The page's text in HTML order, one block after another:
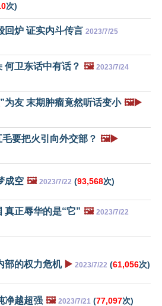
次)
回炉 证实内斗传言 2023/7/25
何卫东话中有话？ 🖼️ 2023/7/24
为友 末期肿瘤竟然听话变小 🖼️▶️
要把火引向外交部？ 🖼️▶️
成空 🖼️ 2023/7/22 (93,568次)
真正辱华的是“它” 🖼️ 2023/7/22
部的权力危机 ▶️ 2023/7/22 (61,056次)
净越超强 🖼️ 2023/7/21 (77,097次)